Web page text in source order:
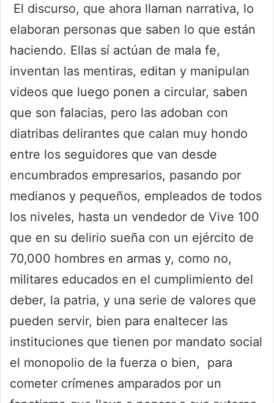
El discurso, que ahora llaman narrativa, lo
elaboran personas que saben lo que están
haciendo. Ellas sí actúan de mala fe,
inventan las mentiras, editan y manipulan
videos que luego ponen a circular, saben
que son falacias, pero las adoban con
diatribas delirantes que calan muy hondo
entre los seguidores que van desde
encumbrados empresarios, pasando por
medianos y pequeños, empleados de todos
los niveles, hasta un vendedor de Vive 100
que en su delirio sueña con un ejército de
70,000 hombres en armas y, como no,
militares educados en el cumplimiento del
deber, la patria, y una serie de valores que
pueden servir, bien para enaltecer las
instituciones que tienen por mandato social
el monopolio de la fuerza o bien, para
cometer crímenes amparados por un